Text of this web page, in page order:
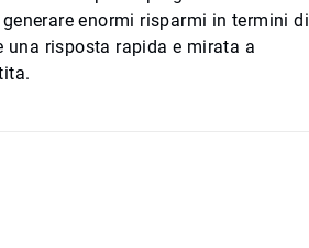
enormi risparmi in termini di
una risposta rapida e mirata a